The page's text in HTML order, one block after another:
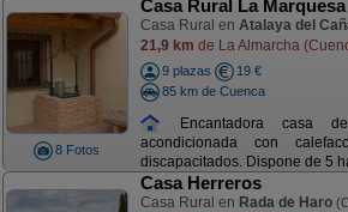
8 Fotos
Casa Rural La Marquesa
Casa Rural en Atalaya del
21,9 km de La Almarcha
9 plazas
19 €
85 km de Cuenca
Encantadora casa de
acondicionada con
discapacitados. Dispone de 5
Casa Herreros
Casa Rural en Rada de Haro